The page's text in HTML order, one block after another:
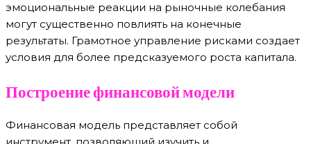
эмоциональные реакции на рыночные колебания
могут существенно повлиять на конечные
результаты. Грамотное управление рисками создает
условия для более предсказуемого роста капитала.
Построение финансовой модели
Финансовая модель представляет собой